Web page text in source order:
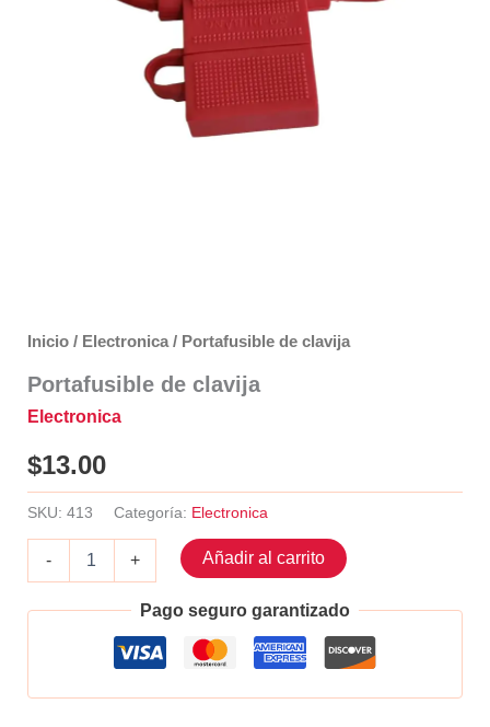
Inicio/ Electronica/ Portafusible de clavija
Portafusible de clavija
Electronica
$13.00
SKU: 413 Categoría: Electronica
-
cantidad
+ Añadir al carrito
Pago seguro garantizado